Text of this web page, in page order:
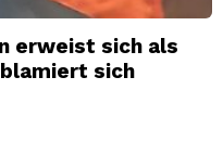
erweist sich als
sich